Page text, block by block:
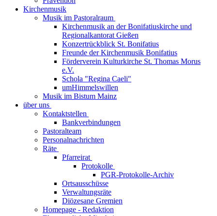
Kirchenmusik
Musik im Pastoralraum
Kirchenmusik an der Bonifatiuskirche und
Regionalkantorat Gießen
Konzertrückblick St. Bonifatius
Freunde der Kirchenmusik Bonifatius
Förderverein Kulturkirche St. Thomas Morus
e.V.
Schola "Regina Caeli"
umHimmelswillen
Musik im Bistum Mainz
über uns
Kontaktstellen
Bankverbindungen
Pastoralteam
Personalnachrichten
Räte
Pfarreirat
Protokolle
PGR-Protokolle-Archiv
Ortsausschüsse
Verwaltungsräte
Diözesane Gremien
Homepage - Redaktion